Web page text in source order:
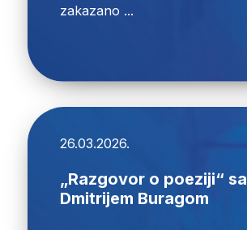
zakazano ...
26.03.2026.
„Razgovor o poeziji“ sa
Dmitrijem Buragom